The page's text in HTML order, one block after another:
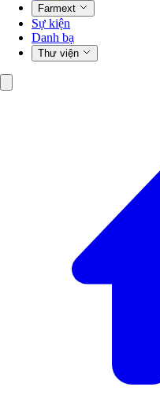
Farmext
Sự kiện
Danh bạ
Thư viện